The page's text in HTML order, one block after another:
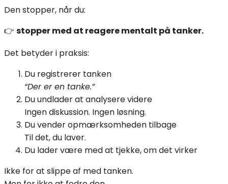
Den stopper, når du:
👉 stopper med at reagere mentalt på tanker.
Det betyder i praksis:
Du registrerer tanken
“Der er en tanke.”
Du undlader at analysere videre
Ingen diskussion. Ingen løsning.
Du vender opmærksomheden tilbage
Til det, du laver.
Du lader være med at tjekke, om det virker
Ikke for at slippe af med tanken.